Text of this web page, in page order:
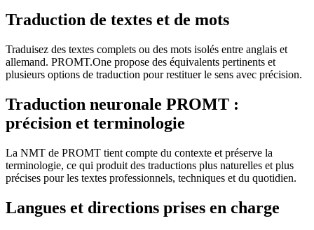
Traduction de textes et de mots
Traduisez des textes complets ou des mots isolés entre anglais et
allemand. PROMT.One propose des équivalents pertinents et
plusieurs options de traduction pour restituer le sens avec précision.
Traduction neuronale PROMT :
précision et terminologie
La NMT de PROMT tient compte du contexte et préserve la
terminologie, ce qui produit des traductions plus naturelles et plus
précises pour les textes professionnels, techniques et du quotidien.
Langues et directions prises en charge